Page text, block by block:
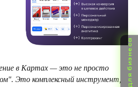
в Картах — это не просто
Это комплексный инструмент,